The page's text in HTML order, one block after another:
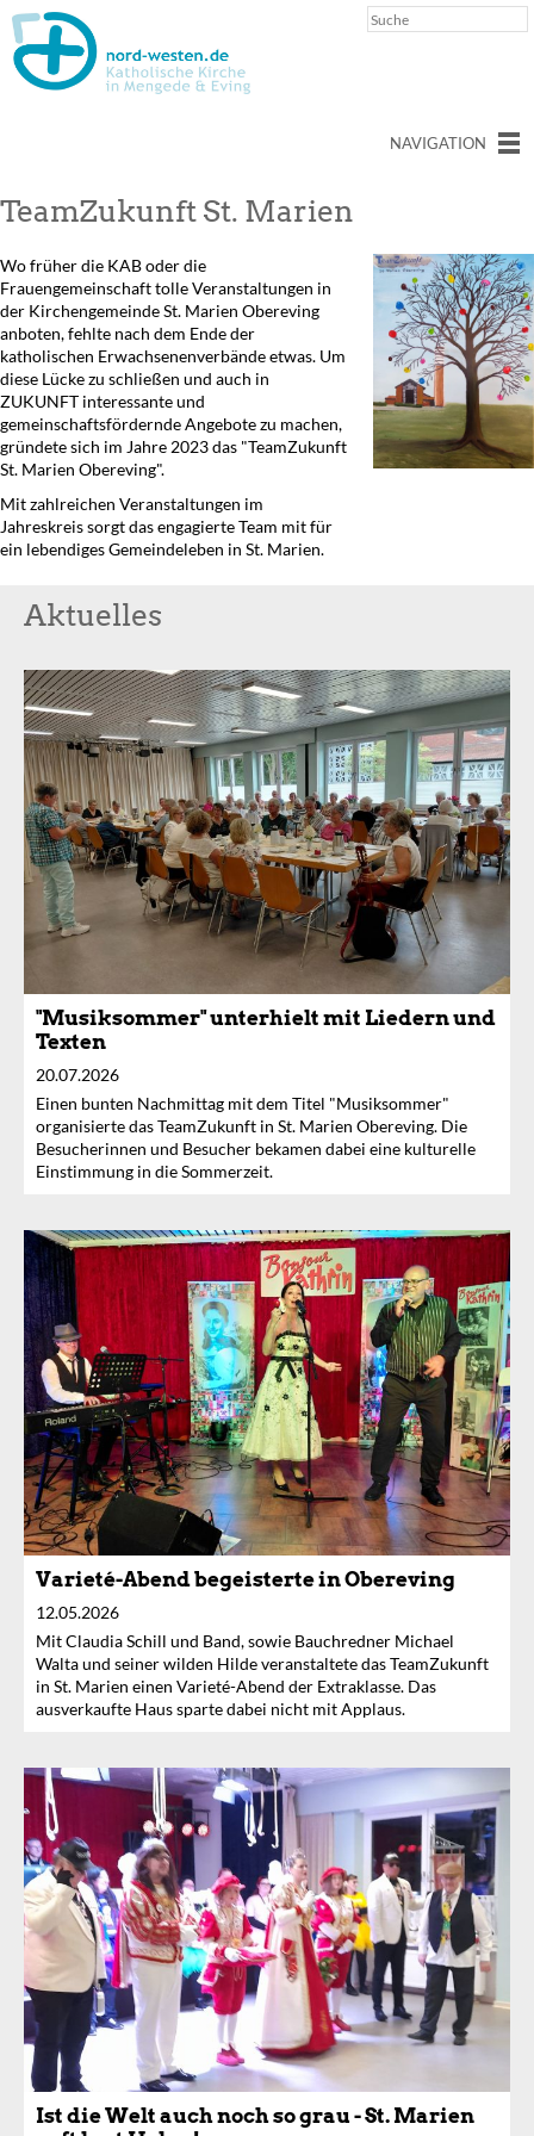
NAVIGATION
TeamZukunft St. Marien
Wo früher die KAB oder die
Frauengemeinschaft tolle Veranstaltungen in
der Kirchengemeinde St. Marien Obereving
anboten, fehlte nach dem Ende der
katholischen Erwachsenenverbände etwas. Um
diese Lücke zu schließen und auch in
ZUKUNFT interessante und
gemeinschaftsfördernde Angebote zu machen,
gründete sich im Jahre 2023 das "TeamZukunft
St. Marien Obereving".
Mit zahlreichen Veranstaltungen im
Jahreskreis sorgt das engagierte Team mit für
ein lebendiges Gemeindeleben in St. Marien.
Aktuelles
"Musiksommer" unterhielt mit Liedern und
Texten
20.07.2026
Einen bunten Nachmittag mit dem Titel "Musiksommer"
organisierte das TeamZukunft in St. Marien Obereving. Die
Besucherinnen und Besucher bekamen dabei eine kulturelle
Einstimmung in die Sommerzeit.
Varieté-Abend begeisterte in Obereving
12.05.2026
Mit Claudia Schill und Band, sowie Bauchredner Michael
Walta und seiner wilden Hilde veranstaltete das TeamZukunft
in St. Marien einen Varieté-Abend der Extraklasse. Das
ausverkaufte Haus sparte dabei nicht mit Applaus.
Ist die Welt auch noch so grau - St. Marien